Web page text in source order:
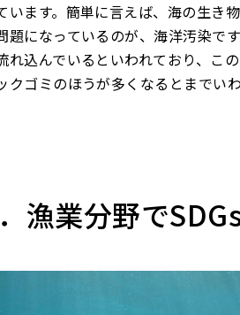
います。簡単に言えば、海の生き
題になっているのが、海洋汚染で
れ込んでいるといわれており、こ
クゴミのほうが多くなるとまでいわ
漁業分野で